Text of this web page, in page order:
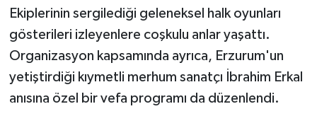
Ekiplerinin sergilediği geleneksel halk oyunları
gösterileri izleyenlere coşkulu anlar yaşattı.
Organizasyon kapsamında ayrıca, Erzurum'un
yetiştirdiği kıymetli merhum sanatçı İbrahim Erkal
anısına özel bir vefa programı da düzenlendi.